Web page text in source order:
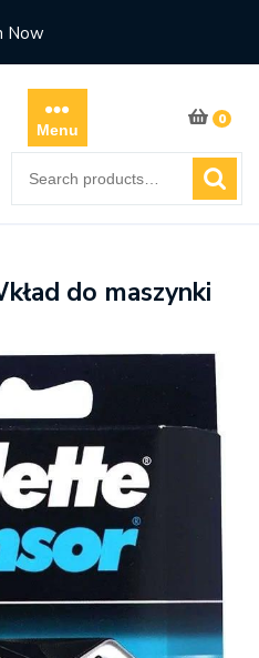
Now
Menu
0
for:
do maszynki